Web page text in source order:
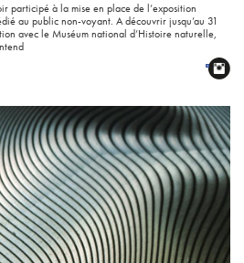
participé à la mise en place de l’exposition
au public non-voyant. A découvrir jusqu’au 31
avec le Muséum national d’Histoire naturelle,